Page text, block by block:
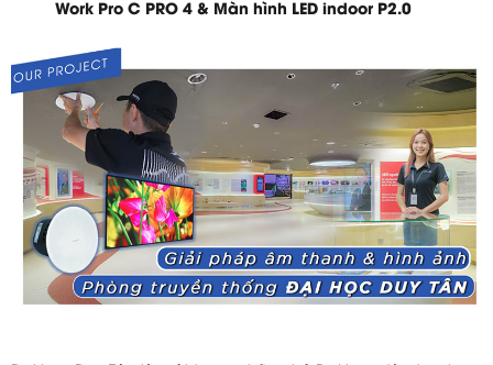
Work Pro C PRO 4 & Màn hình LED indoor P2.0